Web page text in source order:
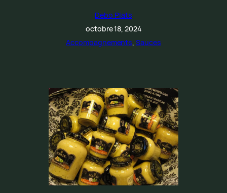
Debo Plats
octobre 18, 2024
Accompagnements , Sauces